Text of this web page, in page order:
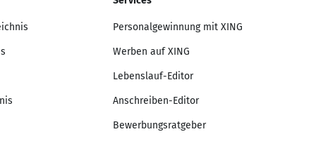
Personalgewinnung mit XING
Werben auf XING
Lebenslauf-Editor
Anschreiben-Editor
Bewerbungsratgeber